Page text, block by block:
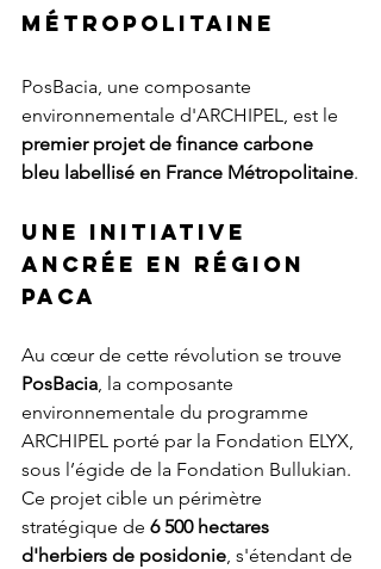
métropolitaine
PosBacia, une composante
environnementale d'ARCHIPEL, est le
premier projet de finance carbone
bleu labellisé en France Métropolitaine.
Une initiative
ancrée en région
PACA
Au cœur de cette révolution se trouve
PosBacia, la composante
environnementale du programme
ARCHIPEL porté par la Fondation ELYX,
sous l’égide de la Fondation Bullukian.
Ce projet cible un périmètre
stratégique de 6 500 hectares
d'herbiers de posidonie, s'étendant de